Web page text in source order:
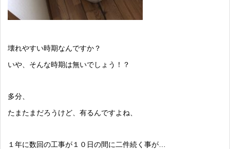
壊れやすい時期なんですか？
いや、そんな時期は無いでしょう！？
多分、
たまたまだろうけど、有るんですよね、
１年に数回の工事が１０日の間に二件続く事が…